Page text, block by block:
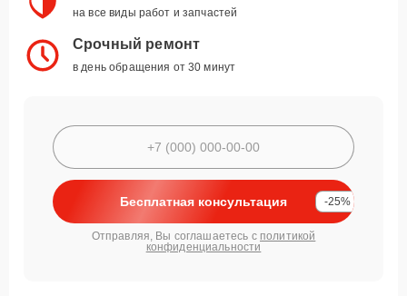
на все виды работ и запчастей
Срочный ремонт
в день обращения от 30 минут
Бесплатная консультация -25%
Отправляя, Вы соглашаетесь с политикой
конфиденциальности